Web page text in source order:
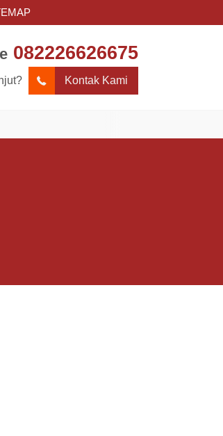
082226626675
Kontak Kami